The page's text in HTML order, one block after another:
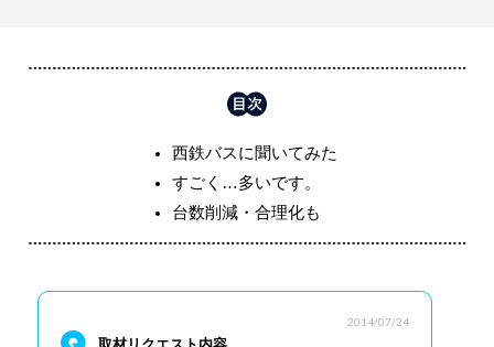
西鉄バスに聞いてみた
すごく…多いです。
台数削減・合理化も
2014/07/24